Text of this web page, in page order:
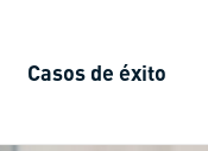
Casos de éxito